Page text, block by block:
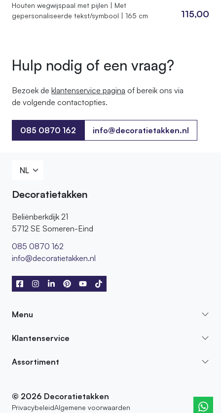
Houten wegwijspaal met pijlen | Met
gepersonaliseerde tekst/symbool | 165 cm
115,00
Hulp nodig of een vraag?
Bezoek de klantenservice pagina of bereik ons ​​via
de volgende contactopties.
085 0870 162
085 0870 162
info@decoratietakken.nl
Decoratietakken
Beliënberkdijk 21
5712 SE Someren-Eind
085 0870 162
info@decoratietakken.nl
Menu
Klantenservice
Assortiment
© 2026 Decoratietakken
PrivacybeleidAlgemene voorwaarden